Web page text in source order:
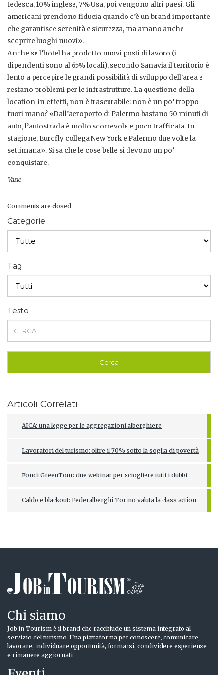
tedesca, 10% inglese, 7% Usa, poi vengono altri paesi. Gli
americani prendono fiducia quando c’è un brand importante
che garantisce serenità e sicurezza, ma amano anche
scoprire luoghi nuovi».
Anche se l’hotel ha prodotto nuovi posti di lavoro (i
dipendenti sono al 65% locali), secondo Sanavia il territorio è
lento a percepire le grandi possibilità di sviluppo dell’area e
restano problemi per le infrastrutture. La questione della
location, in effetti, non è trascurabile: non è un po’ troppo
fuori mano? «Dall’aeroporto di Palermo bastano 50 minuti di
auto, l’autostrada è molto scorrevole e poco trafficata. In
stagione, Eurofly collega New York e Palermo due volte la
settimana». Si sa che le cose belle si devono un po’
conquistare.
Varie
Comments are closed
Categorie
Tag
Testo
Articoli Correlati
AICA: una legge per le aggregazioni alberghiere
Lavoratori del turismo: oltre il 70% sotto la soglia di povertà
Fondi GreenTour: due webinar per sciogliere tutti i dubbi
Caldo e blackout: Federalberghi Torino valuta la class action
Chi siamo
Job in Tourism è il brand che racchiude un sistema integrato al
servizio del turismo. Una piattaforma per conoscere, comunicare,
lavorare, individuare opportunità, formarsi, condividere esperienze
e rimanere aggiornati.